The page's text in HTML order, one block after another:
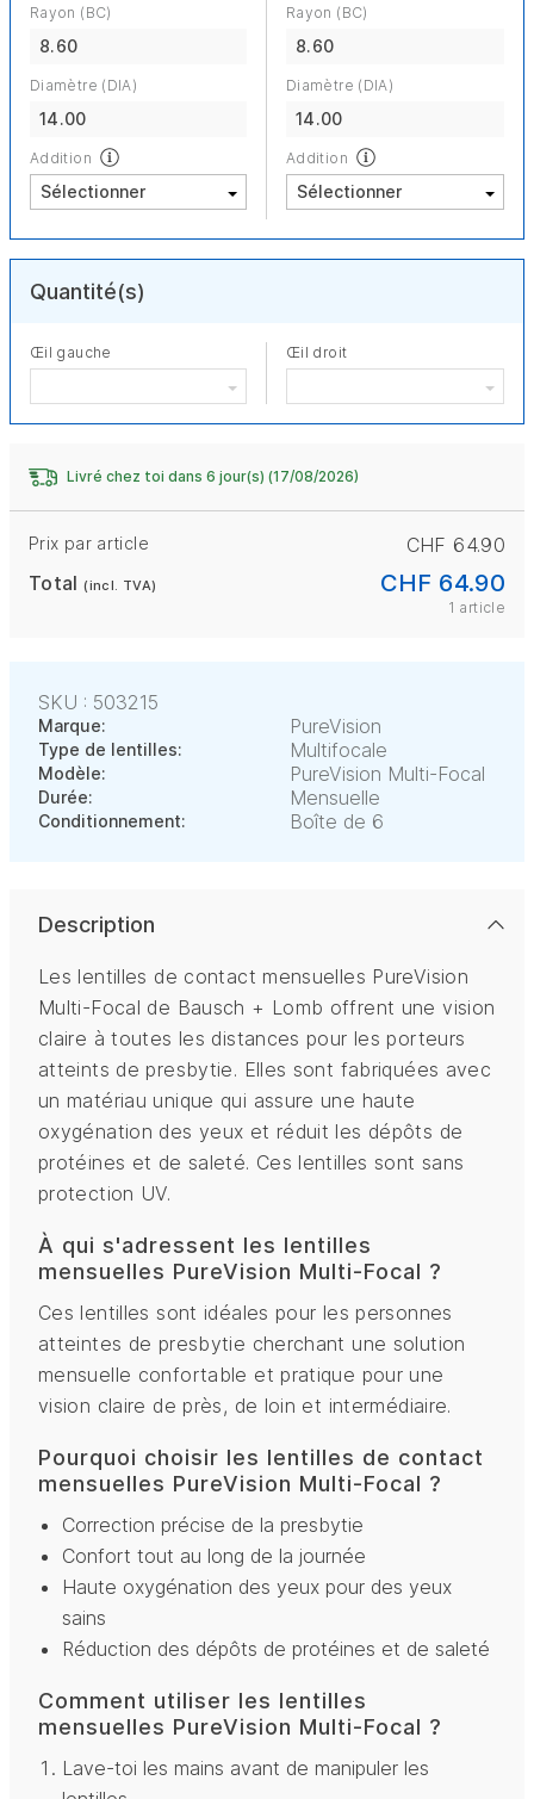
Rayon (BC)
8.60
Diamètre (DIA)
14.00
Addition
Rayon (BC)
8.60
Diamètre (DIA)
14.00
Addition
Quantité(s)
Œil gauche Œil droit
Livré chez toi dans 6 jour(s) (17/08/2026)
Prix par article
CHF 64.90
Total(incl. TVA) CHF 64.90
1 article
SKU : 503215
Marque: PureVision
Type de lentilles: Multifocale
Modèle: PureVision Multi-Focal
Durée: Mensuelle
Conditionnement: Boîte de 6
Description
Les lentilles de contact mensuelles PureVision
Multi-Focal de Bausch + Lomb offrent une vision
claire à toutes les distances pour les porteurs
atteints de presbytie. Elles sont fabriquées avec
un matériau unique qui assure une haute
oxygénation des yeux et réduit les dépôts de
protéines et de saleté. Ces lentilles sont sans
protection UV.
À qui s'adressent les lentilles
mensuelles PureVision Multi-Focal ?
Ces lentilles sont idéales pour les personnes
atteintes de presbytie cherchant une solution
mensuelle confortable et pratique pour une
vision claire de près, de loin et intermédiaire.
Pourquoi choisir les lentilles de contact
mensuelles PureVision Multi-Focal ?
Correction précise de la presbytie
Confort tout au long de la journée
Haute oxygénation des yeux pour des yeux
sains
Réduction des dépôts de protéines et de saleté
Comment utiliser les lentilles
mensuelles PureVision Multi-Focal ?
Lave-toi les mains avant de manipuler les